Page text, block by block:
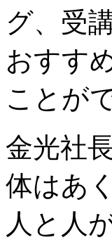
グ、受
おすす
ことが
金光社
体はあ
人と人